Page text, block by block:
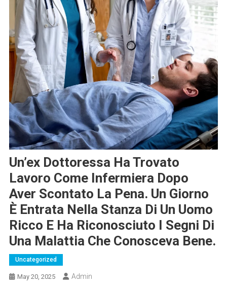
Un’ex Dottoressa Ha Trovato
Lavoro Come Infermiera Dopo
Aver Scontato La Pena. Un Giorno
È Entrata Nella Stanza Di Un Uomo
Ricco E Ha Riconosciuto I Segni Di
Una Malattia Che Conosceva Bene.
Uncategorized
May 20, 2025 Admin